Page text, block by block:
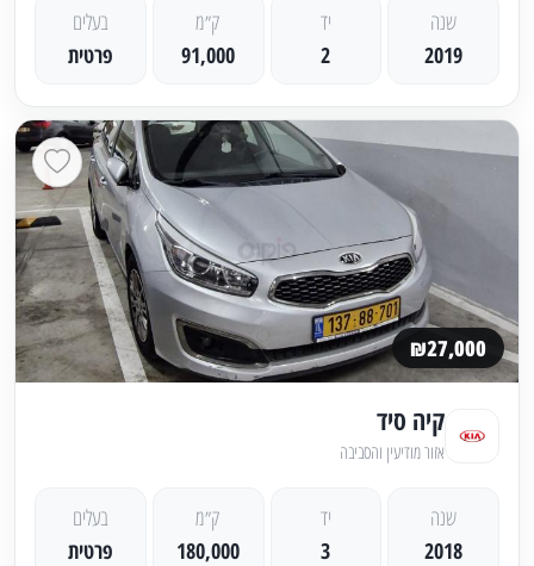
שנה
2019
יד
2
ק״מ
91,000
בעלים
פרטית
₪27,000
קיה סיד
אזור מודיעין והסביבה
שנה
2018
יד
3
ק״מ
180,000
בעלים
פרטית